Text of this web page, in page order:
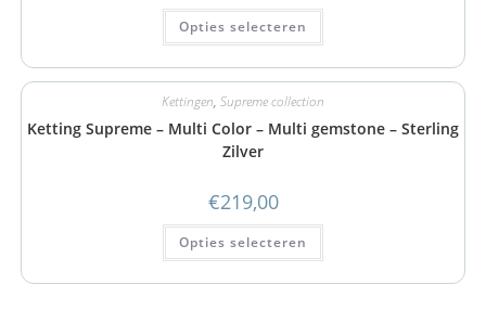
Opties selecteren
Kettingen, Supreme collection
Ketting Supreme – Multi Color – Multi gemstone – Sterling
Zilver
€219,00
Opties selecteren